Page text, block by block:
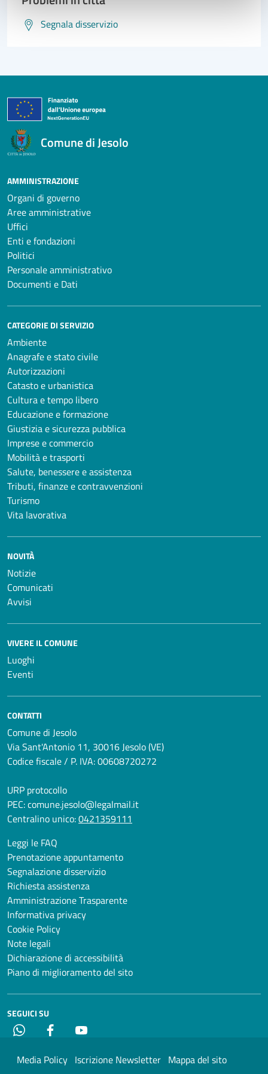
Segnala disservizio
Comune di Jesolo
AMMINISTRAZIONE
Organi di governo
Aree amministrative
Uffici
Enti e fondazioni
Politici
Personale amministrativo
Documenti e Dati
CATEGORIE DI SERVIZIO
Ambiente
Anagrafe e stato civile
Autorizzazioni
Catasto e urbanistica
Cultura e tempo libero
Educazione e formazione
Giustizia e sicurezza pubblica
Imprese e commercio
Mobilità e trasporti
Salute, benessere e assistenza
Tributi, finanze e contravvenzioni
Turismo
Vita lavorativa
NOVITÀ
Notizie
Comunicati
Avvisi
VIVERE IL COMUNE
Luoghi
Eventi
CONTATTI
Comune di Jesolo
Via Sant'Antonio 11, 30016 Jesolo (VE)
Codice fiscale / P. IVA: 00608720272
URP protocollo
PEC:comune.jesolo@legalmail.it
Centralino unico:0421359111
Leggi le FAQ
Prenotazione appuntamento
Segnalazione disservizio
Richiesta assistenza
Amministrazione Trasparente
Informativa privacy
Cookie Policy
Note legali
Dichiarazione di accessibilità
Piano di miglioramento del sito
SEGUICI SU
Whatsapp Facebook
Media Policy Iscrizione Newsletter Mappa del sito